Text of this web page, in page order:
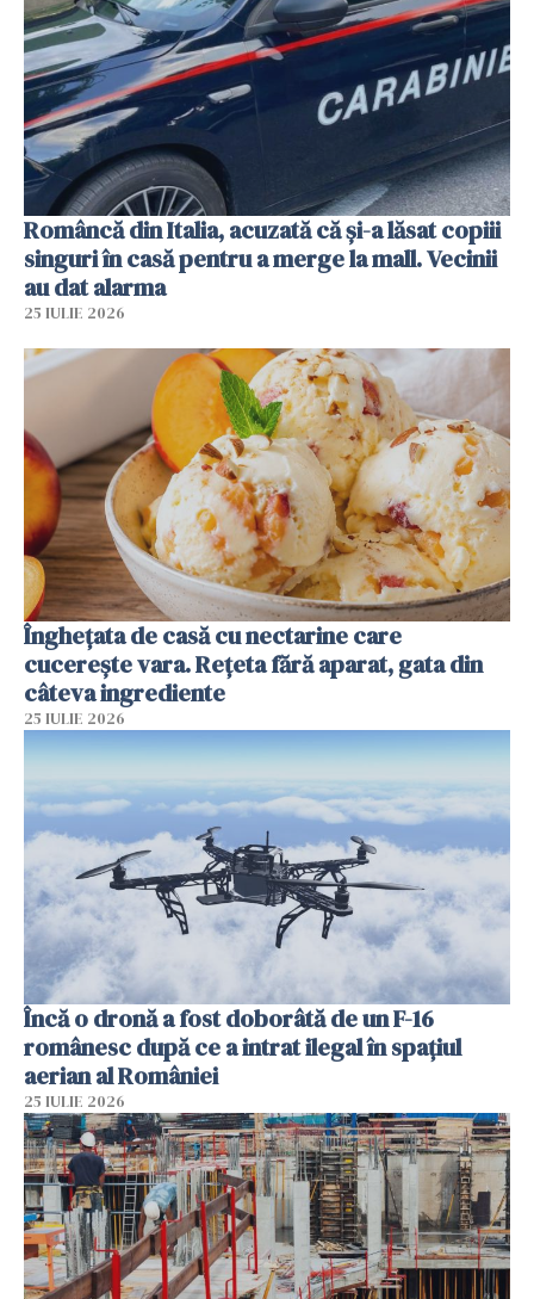
Româncă din Italia, acuzată că și-a lăsat copiii
singuri în casă pentru a merge la mall. Vecinii
au dat alarma
25 IULIE 2026
Înghețata de casă cu nectarine care
cucerește vara. Rețeta fără aparat, gata din
câteva ingrediente
25 IULIE 2026
Încă o dronă a fost doborâtă de un F-16
românesc după ce a intrat ilegal în spațiul
aerian al României
25 IULIE 2026